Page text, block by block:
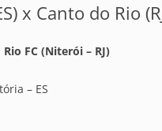
x Canto do Rio
FC (Niterói – RJ)
– ES